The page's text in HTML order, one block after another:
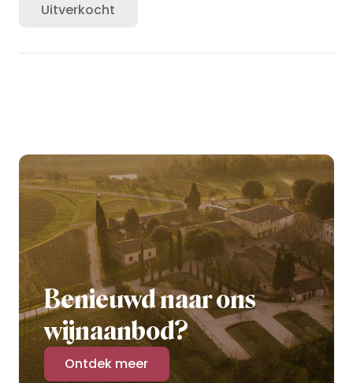
Uitverkocht
Benieuwd naar ons
wijnaanbod?
Ontdek meer